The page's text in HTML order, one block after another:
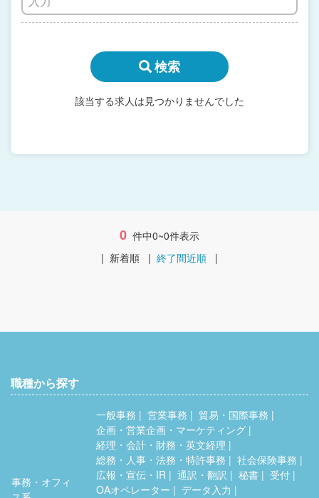
検索
該当する求人は見つかりませんでした
0 件中0~0件表示
| 新着順 | 終了間近順 |
職種から探す
事務・オフィ
一般事務 営業事務
貿易・国際事務
企画・営業企画・マーケティング
経理・会計・財務・英文経理
総務・人事・法務・特許事務
社会保険事務
広報・宣伝・IR
通訳・翻訳 秘書
受付
OAオペレーター
データ入力